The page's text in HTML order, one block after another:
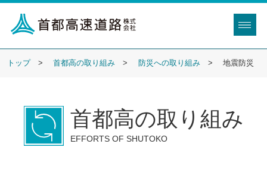
トップ 首都高の取り組み 防災への取り組み 地震防災
首都高の取り組み
EFFORTS OF SHUTOKO